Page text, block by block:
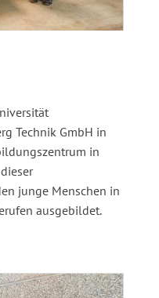
Technik GmbH in
in
junge Menschen in
ausgebildet.